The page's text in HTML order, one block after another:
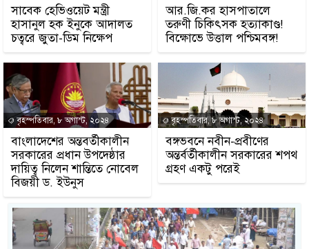
সাবেক হেভিওয়েট মন্ত্রী
হাসানুল হক ইনুকে আদালত
চত্বরে জুতা-ডিম নিক্ষেপ
আর.জি.কর হাসপাতালে
তরুণী চিকিৎসক হত্যাকাণ্ড!
বিক্ষোভে উত্তাল পশ্চিমবঙ্গ!
বৃহস্পতিবার, ৮ অগাস্ট, ২০২৪
বাংলাদেশের অন্তবর্তীকালীন
সরকারের প্রধান উপদেষ্ঠার
দায়িত্ব নিলেন শান্তিতে নোবেল
বিজয়ী ড. ইউনুস
বৃহস্পতিবার, ৮ অগাস্ট, ২০২৪
বঙ্গভবনে নবীন-প্রবীণের
অন্তর্বর্তীকালীন সরকারের শপথ
গ্রহণ একটু পরেই